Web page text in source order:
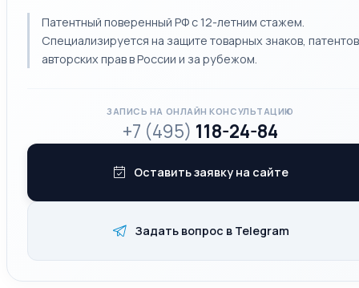
Патентный поверенный РФ с 12-летним стажем.
Специализируется на защите товарных знаков,
авторских прав в России и за рубежом.
ЗАПИСЬ НА ОНЛАЙН КОНСУЛЬТАЦИЮ
+7 (495) 118-24-84
Оставить заявку на сайте
Задать вопрос в Telegram